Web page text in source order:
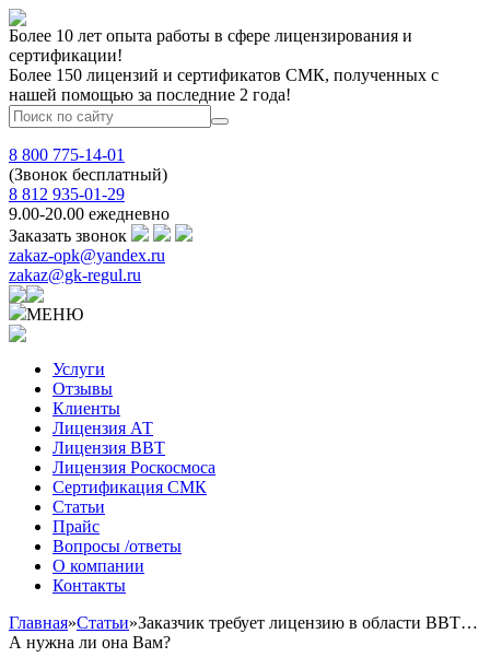
Более 10 лет опыта работы в сфере лицензирования и
сертификации!
Более 150 лицензий и сертификатов СМК, полученных с
нашей помощью за последние 2 года!
8 800 775-14-01
(Звонок бесплатный)
8 812 935-01-29
9.00-20.00 ежедневно
Заказать звонок
zakaz-opk@yandex.ru
zakaz@gk-regul.ru
МЕНЮ
Услуги
Отзывы
Клиенты
Лицензия АТ
Лицензия ВВТ
Лицензия Роскосмоса
Сертификация СМК
Статьи
Прайс
Вопросы /ответы
О компании
Контакты
Главная»Статьи»Заказчик требует лицензию в области ВВТ…
А нужна ли она Вам?